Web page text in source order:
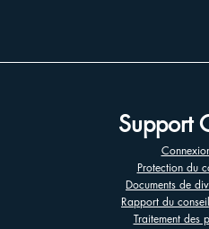
Support
Protection du
Documents de
Rapport du
Traitement des